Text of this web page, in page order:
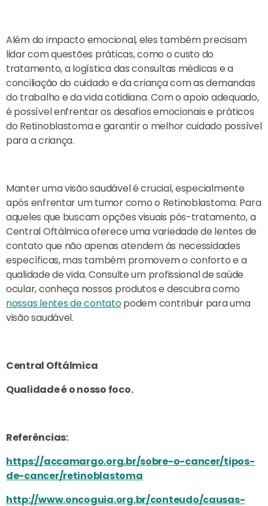
Além do impacto emocional, eles também precisam
lidar com questões práticas, como o custo do
tratamento, a logística das consultas médicas e a
conciliação do cuidado e da criança com as demandas
do trabalho e da vida cotidiana. Com o apoio adequado,
é possível enfrentar os desafios emocionais e práticos
do Retinoblastoma e garantir o melhor cuidado possível
para a criança.
Manter uma visão saudável é crucial, especialmente
após enfrentar um tumor como o Retinoblastoma. Para
aqueles que buscam opções visuais pós-tratamento, a
Central Oftálmica oferece uma variedade de lentes de
contato que não apenas atendem às necessidades
específicas, mas também promovem o conforto e a
qualidade de vida. Consulte um profissional de saúde
ocular, conheça nossos produtos e descubra como
nossas lentes de contatopodem contribuir para uma
visão saudável.
Central Oftálmica
Qualidade é o nosso foco.
Referências:
https://accamargo.org.br/sobre-o-cancer/tipos-
de-cancer/retinoblastoma
http://www.oncoguia.org.br/conteudo/causas-